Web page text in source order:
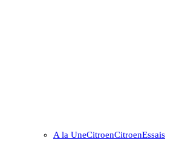
A la UneCitroenCitroenEssais